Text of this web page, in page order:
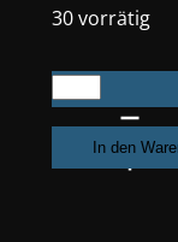
30 vorrätig
3X
Stützteller,
Schleifteller,
Polierteller
In den